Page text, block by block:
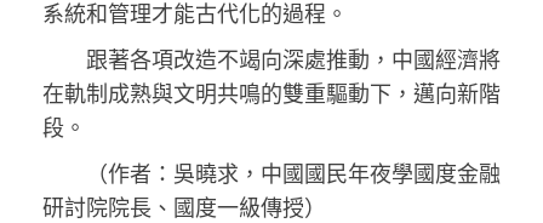
系統和管理才能古代化的過程。
跟著各項改造不竭向深處推動，中國經濟將
在軌制成熟與文明共鳴的雙重驅動下，邁向新階
段。
（作者：吳曉求，中國國民年夜學國度金融
研討院院長、國度一級傳授）